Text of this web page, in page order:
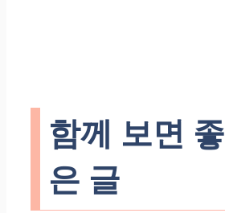
함께 보면 좋
은 글